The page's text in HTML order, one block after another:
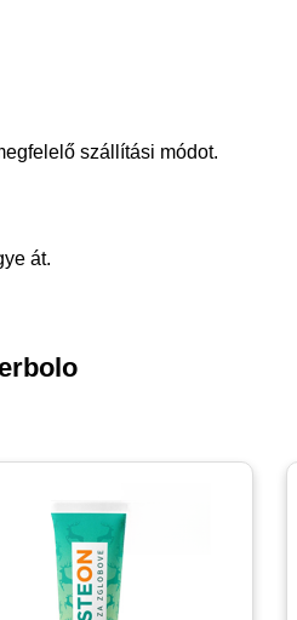
szállítási módot.
át.